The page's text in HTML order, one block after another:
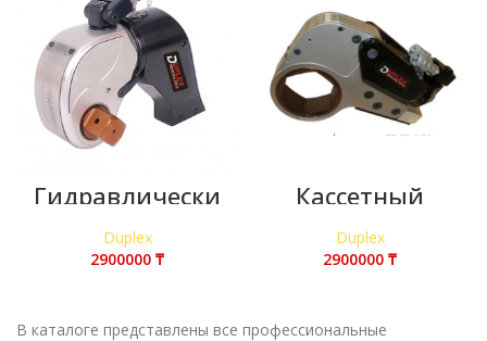
Гидравлически
й моментный
гайковерт
DUPLEX (серия
MXTA)
Duplex
₸
Кассетный
гидравлически
й гайковёрт
DUPLEX
Duplex
₸
В каталоге представлены все профессиональные